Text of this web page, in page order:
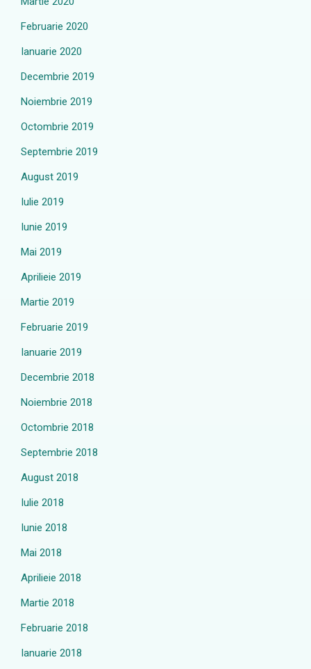
Februarie 2020
Ianuarie 2020
Decembrie 2019
Noiembrie 2019
Octombrie 2019
Septembrie 2019
August 2019
Iulie 2019
Iunie 2019
Mai 2019
Aprilieie 2019
Martie 2019
Februarie 2019
Ianuarie 2019
Decembrie 2018
Noiembrie 2018
Octombrie 2018
Septembrie 2018
August 2018
Iulie 2018
Iunie 2018
Mai 2018
Aprilieie 2018
Martie 2018
Februarie 2018
Ianuarie 2018